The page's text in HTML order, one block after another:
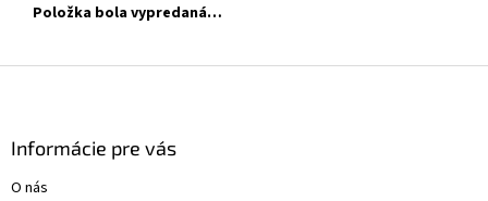
Položka bola vypredaná…
Informácie pre vás
O nás